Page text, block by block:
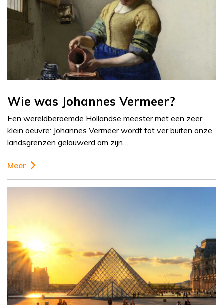
Wie was Johannes Vermeer?
Een wereldberoemde Hollandse meester met een zeer
klein oeuvre: Johannes Vermeer wordt tot ver buiten onze
landsgrenzen gelauwerd om zijn…
Meer